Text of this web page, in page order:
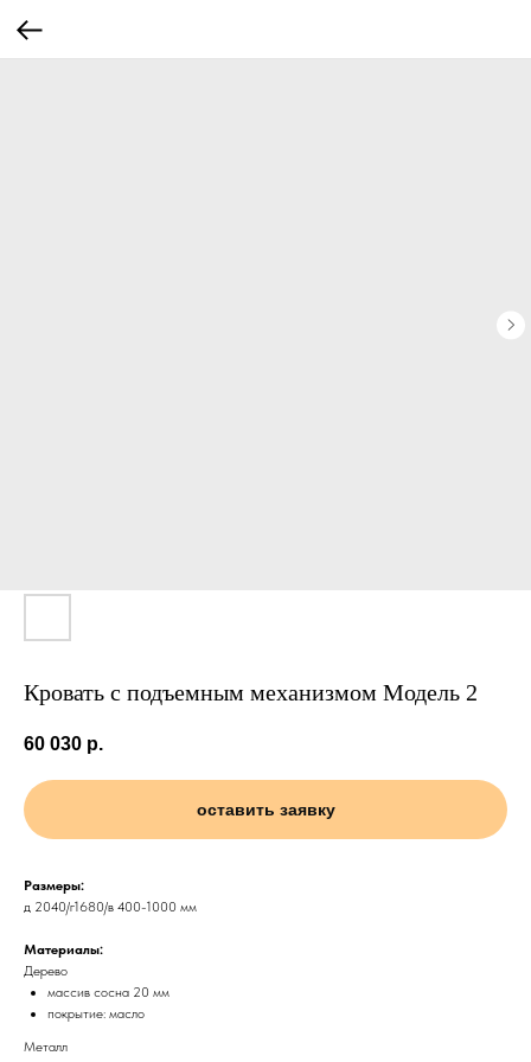
Кровать с подъемным механизмом Модель 2
60 030 р.
оставить заявку
Размеры:
д 2040/г1680/в 400-1000 мм
Материалы:
Дерево
массив сосна 20 мм
покрытие: масло
Металл